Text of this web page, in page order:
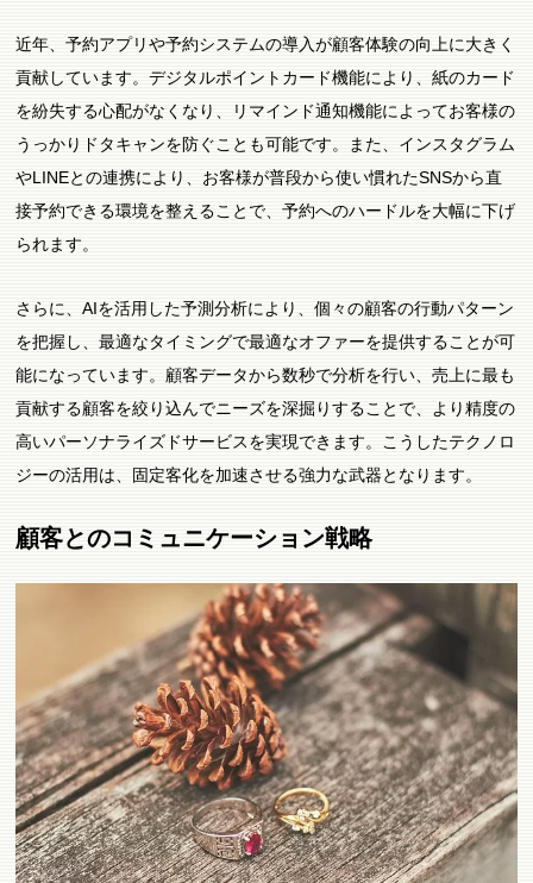
近年、予約アプリや予約システムの導入が顧客体験の向上に大きく
貢献しています。デジタルポイントカード機能により、紙のカード
を紛失する心配がなくなり、リマインド通知機能によってお客様の
うっかりドタキャンを防ぐことも可能です。また、インスタグラム
やLINEとの連携により、お客様が普段から使い慣れたSNSから直
接予約できる環境を整えることで、予約へのハードルを大幅に下げ
られます。
さらに、AIを活用した予測分析により、個々の顧客の行動パターン
を把握し、最適なタイミングで最適なオファーを提供することが可
能になっています。顧客データから数秒で分析を行い、売上に最も
貢献する顧客を絞り込んでニーズを深掘りすることで、より精度の
高いパーソナライズドサービスを実現できます。こうしたテクノロ
ジーの活用は、固定客化を加速させる強力な武器となります。
顧客とのコミュニケーション戦略